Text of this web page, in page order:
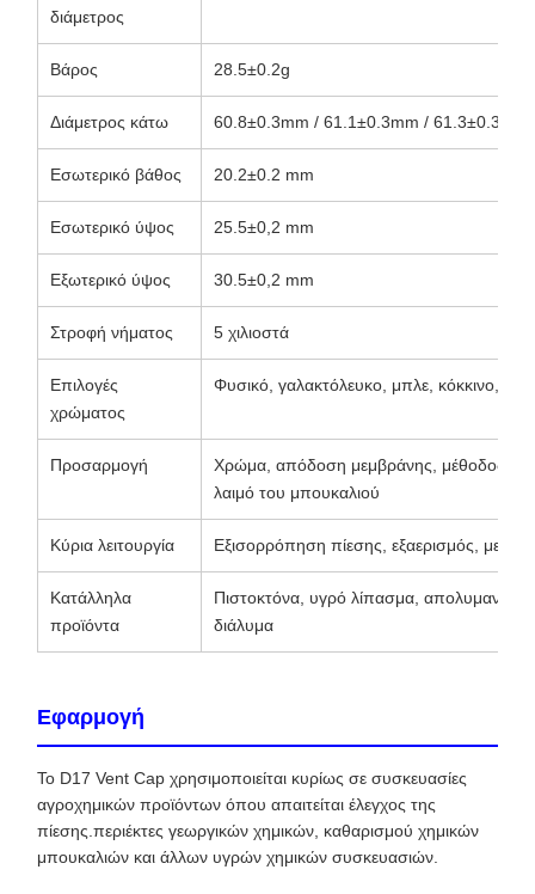
διάμετρος
Βάρος 28.5±0.2g
Διάμετρος κάτω 60.8±0.3mm / 61.1±0.3mm / 61.3±0.3mm
Εσωτερικό βάθος 20.2±0.2 mm
Εσωτερικό ύψος 25.5±0,2 mm
Εξωτερικό ύψος 30.5±0,2 mm
Στροφή νήματος 5 χιλιοστά
Επιλογές
χρώματος
Φυσικό, γαλακτόλευκο, μπλε, κόκκινο,
Προσαρμογή
Χρώμα, απόδοση μεμβράνης, μέθοδος
λαιμό του μπουκαλιού
Κύρια λειτουργία Εξισορρόπηση πίεσης, εξαερισμός,
Κατάλληλα
προϊόντα
Πιστοκτόνα, υγρό λίπασμα, απολυμαντικό,
διάλυμα
Εφαρμογή
Το D17 Vent Cap χρησιμοποιείται κυρίως σε συσκευασίες
αγροχημικών προϊόντων όπου απαιτείται έλεγχος της
πίεσης.περιέκτες γεωργικών χημικών, καθαρισμού χημικών
μπουκαλιών και άλλων υγρών χημικών συσκευασιών.